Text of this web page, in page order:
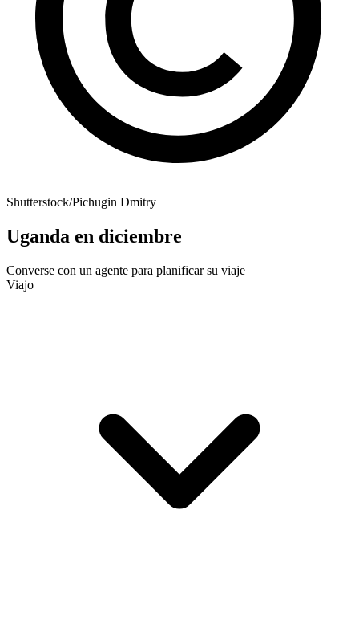
Shutterstock/Pichugin Dmitry
Uganda en diciembre
Converse con un agente para planificar su viaje
Viajo